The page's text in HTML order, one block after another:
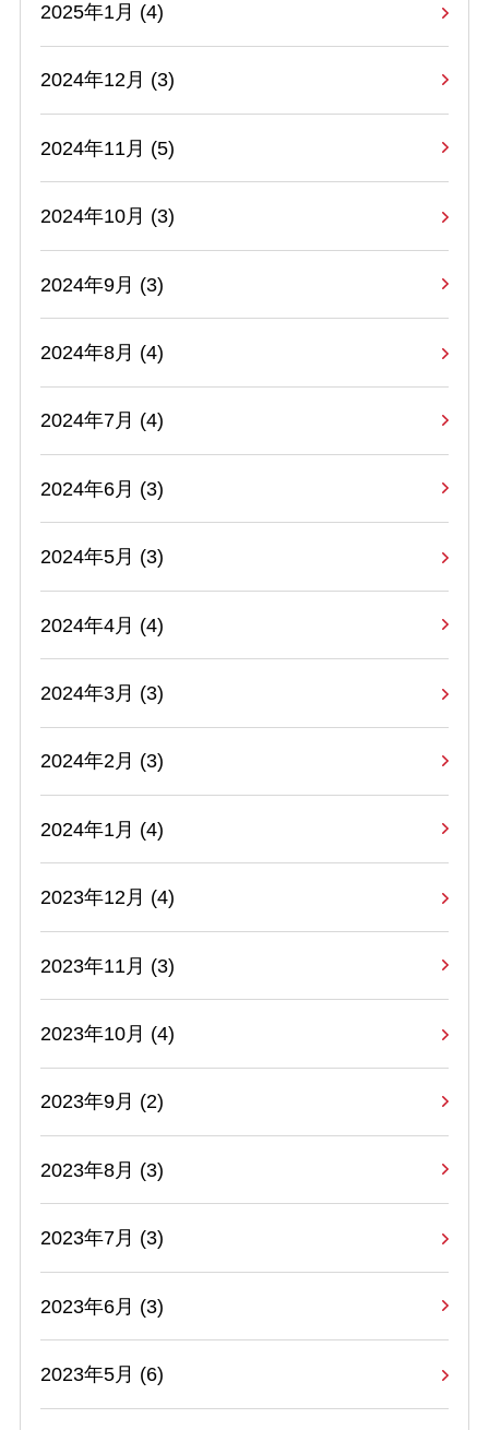
2025年1月 (4)
2024年12月 (3)
2024年11月 (5)
2024年10月 (3)
2024年9月 (3)
2024年8月 (4)
2024年7月 (4)
2024年6月 (3)
2024年5月 (3)
2024年4月 (4)
2024年3月 (3)
2024年2月 (3)
2024年1月 (4)
2023年12月 (4)
2023年11月 (3)
2023年10月 (4)
2023年9月 (2)
2023年8月 (3)
2023年7月 (3)
2023年6月 (3)
2023年5月 (6)